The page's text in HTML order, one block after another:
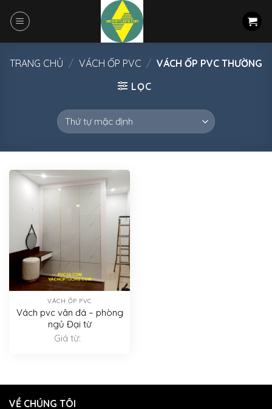
TRANG CHỦ / VÁCH ỐP PVC / VÁCH ỐP PVC THƯỜNG
LỌC
VÁCH ỐP PVC
Vách pvc vân đá – phòng
ngủ Đại từ
Giá từ:
VỀ CHÚNG TÔI